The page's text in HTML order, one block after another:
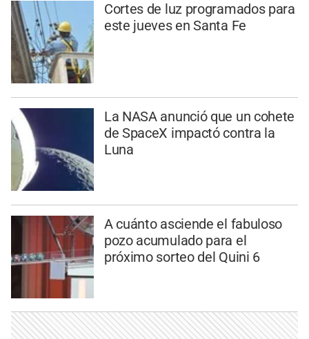
Cortes de luz programados para
este jueves en Santa Fe
La NASA anunció que un cohete
de SpaceX impactó contra la
Luna
A cuánto asciende el fabuloso
pozo acumulado para el
próximo sorteo del Quini 6